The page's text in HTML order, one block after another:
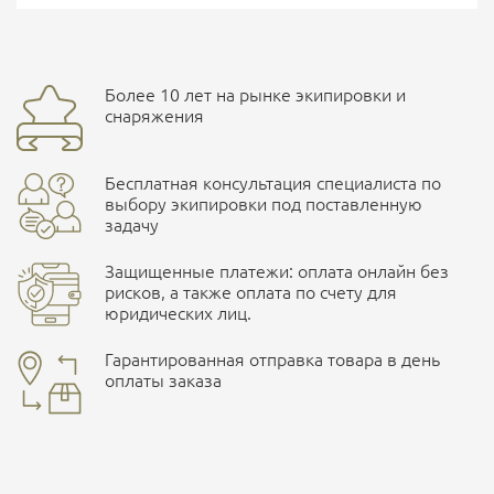
Доставка курьерской службой СДЭК -
Наличные при самовывозе
Ваш отзыв
улица Маяковского, 10
ПОДРОБНЕЕ О СКЛАДЕ
Более 10 лет на рынке экипировки и
снаряжения
Бесплатная консультация специалиста по
выбору экипировки под поставленную
задачу
Защищенные платежи: оплата онлайн без
рисков, а также оплата по счету для
юридических лиц.
Гарантированная отправка товара в день
оплаты заказа